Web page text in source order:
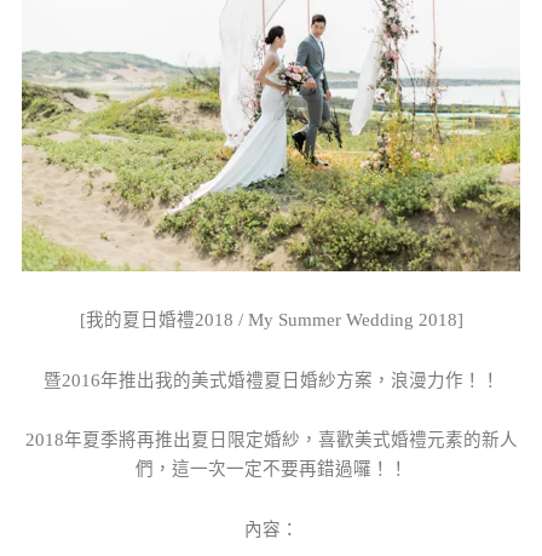
[我的夏日婚禮2018 / My Summer Wedding 2018]
暨2016年推出我的美式婚禮夏日婚紗方案，浪漫力作！！
2018年夏季將再推出夏日限定婚紗，喜歡美式婚禮元素的新人
們，這一次一定不要再錯過囉！！
內容：